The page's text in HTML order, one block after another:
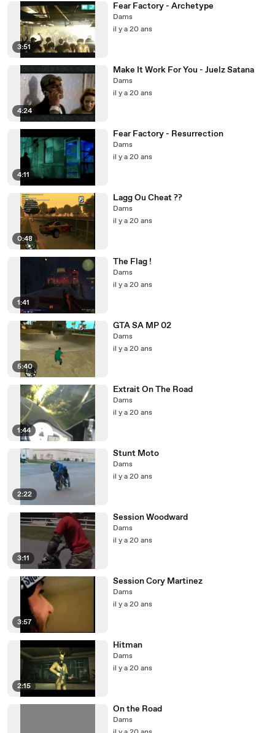
3:51
Fear Factory - Archetype
Dams
il y a 20 ans
4:24
Make It Work For You - Juelz Satana
Dams
il y a 20 ans
4:11
Fear Factory - Resurrection
Dams
il y a 20 ans
0:48
Lagg Ou Cheat ??
Dams
il y a 20 ans
1:41
The Flag !
Dams
il y a 20 ans
5:40
GTA SA MP 02
Dams
il y a 20 ans
1:44
Extrait On The Road
Dams
il y a 20 ans
2:22
Stunt Moto
Dams
il y a 20 ans
3:11
Session Woodward
Dams
il y a 20 ans
3:57
Session Cory Martinez
Dams
il y a 20 ans
2:15
Hitman
Dams
il y a 20 ans
On the Road
Dams